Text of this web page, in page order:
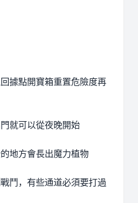
據點開寶箱重置危險度再
就可以從夜晚開始
地方會長出魔力植物
鬥，有些通道必須要打過